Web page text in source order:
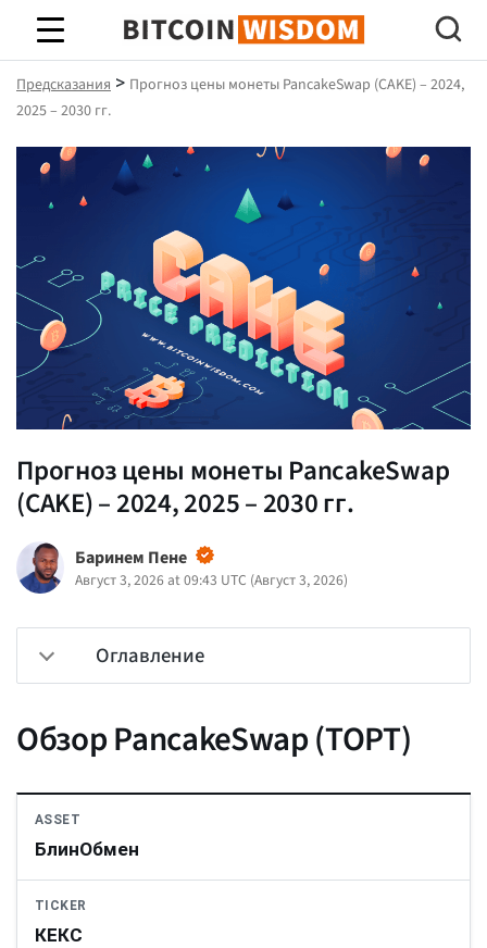
Биткойн Мудрость
Предсказания > Прогноз цены монеты PancakeSwap (CAKE) – 2024,
2025 – 2030 гг.
Прогноз цены монеты PancakeSwap
(CAKE) – 2024, 2025 – 2030 гг.
Баринем Пене
Август 3, 2026 at 09:43 UTC (Август 3, 2026)
Оглавление
Обзор PancakeSwap (ТОРТ)
ASSET
БлинОбмен
TICKER
КЕКС